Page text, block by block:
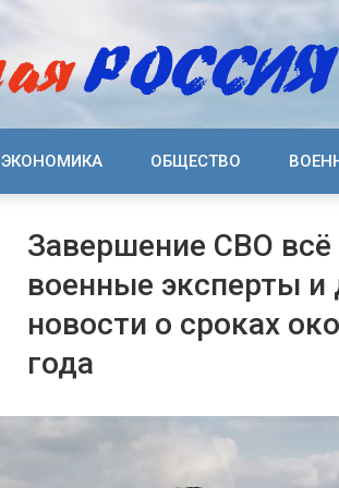
ЭКОНОМИКА ОБЩЕСТВО
Завершение СВО всё
военные эксперты
новости о сроках
года